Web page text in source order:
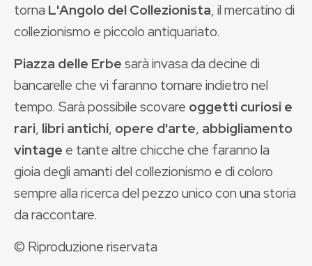
torna L'Angolo del Collezionista, il mercatino di
collezionismo e piccolo antiquariato.
Piazza delle Erbesarà invasa da decine di
bancarelle che vi faranno tornare indietro nel
tempo. Sarà possibile scovare oggetti curiosi e
rari, libri antichi, opere d'arte, abbigliamento
vintage e tante altre chicche che faranno la
gioia degli amanti del collezionismo e di coloro
sempre alla ricerca del pezzo unico con una storia
da raccontare.
© Riproduzione riservata